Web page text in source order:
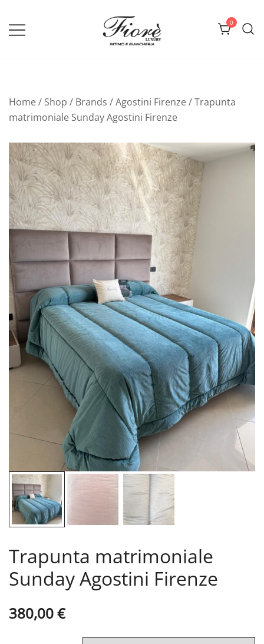
contenuto
0
Home/ Shop / Brands /Agostini Firenze/ Trapunta
matrimoniale Sunday Agostini Firenze
Trapunta matrimoniale
Sunday Agostini Firenze
380,00€